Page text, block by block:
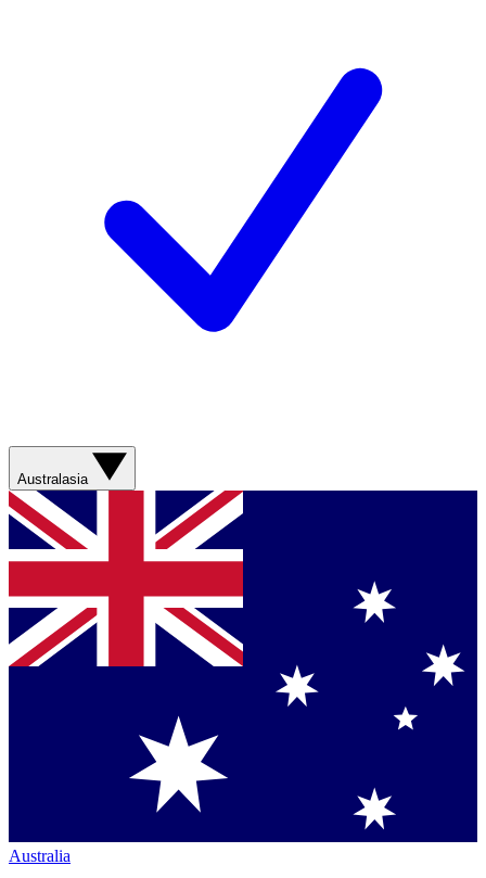
Australasia
Australia